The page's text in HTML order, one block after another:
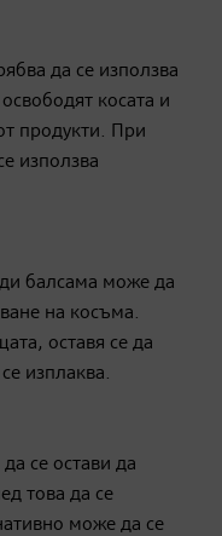
да се използва
косата и
продукти. При
използва
балсама може да
на косъма.
оставя се да
изплаква.
се остави да
това да се
може да се